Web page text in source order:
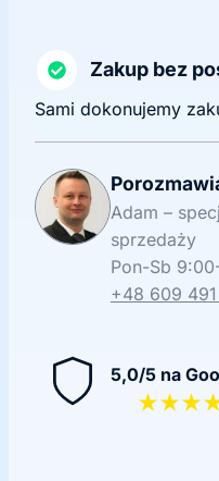
Zakup bez
Sami dokonujemy
Adam –
sprzedaży
Pon-Sb
+48 609 491
5,0/5 na